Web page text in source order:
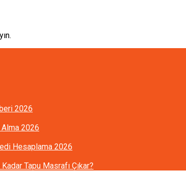
2026
2026
Hesaplama 2026
Tapu Masrafı Çıkar?